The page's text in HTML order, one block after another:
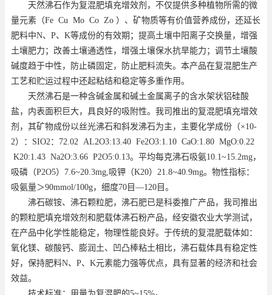
天然沸石作为复混肥填充增效剂，不仅提供多种植物所需的微
量元素（Fe Cu Mo Co Zo ）、矿物质等有价值营养成份，还延长
肥料中N、 P、 K等成份的有效期；提高土壤中阳离子交换量，增强
土壤肥力；改善土壤通透性，增强土壤保水抗旱能力；调节土壤酸
碱度趋于中性，防止磷固定，防止肥料流失。本产品在复混肥生产
工艺和贮运过程中还起粘结和稳定等多重作用。
天然沸石是一种含碱金属和碱土金属离子的含水架状铝硅酸
盐，内表面积巨大，具良好的吸附性。我司推出的复混肥填充增效
剂，其矿物成份以丝光沸石和斜发沸石为主，主要化学成份（×10-
2）： SIO2： 72.02 AL2O3:13.40 Fe2O3:1.10 CaO:1.80 MgO:0.22
K20:1.43 Na2O:3.66 P2O5:0.13。平均每克沸石吸氨10.1~15.2mg，
吸磷（P2O5） 7.6~20.3mg,吸钾（K20） 21.8~40.9mg。物性指标：
吸氨量＞90mmol/100g，细度70 目 —120 目。
沸石碳铵、沸石颗粒肥，沸石肥已是科委推广产品，我司推出
的颗粒肥填充增效剂和肥载体沸石粉产品，经安徽农业大学测试，
在产品中化学性能稳定，物理性能良好。于传统的复混肥载体如：
氧化镁、碳酸钙、膨润土、凹凸棒粘土相比，沸石载体具有稳定性
好，保持肥料N、 P、 K元素能力强等优点，具有显著的经济和社会
效益。